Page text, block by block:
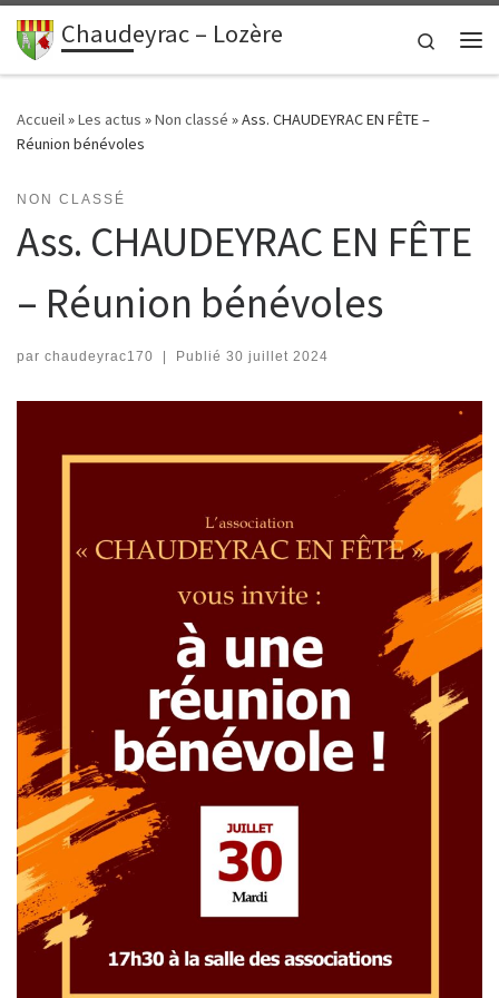
principalPasser au contenu
Chaudeyrac – Lozère
Search
Accueil»Les actus »Non classé »Ass. CHAUDEYRAC EN FÊTE –
Réunion bénévoles
NON CLASSÉ
Ass. CHAUDEYRAC EN FÊTE
– Réunion bénévoles
par chaudeyrac170 | Publié 30 juillet 2024